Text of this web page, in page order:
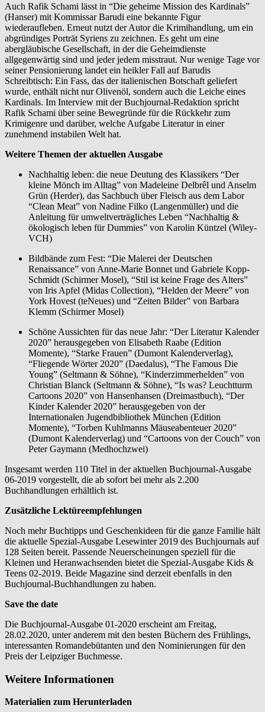
Auch Rafik Schami lässt in “Die geheime Mission des Kardinals”
(Hanser) mit Kommissar Barudi eine bekannte Figur
wiederaufleben. Erneut nutzt der Autor die Krimihandlung, um ein
abgründiges Porträt Syriens zu zeichnen. Es geht um eine
abergläubische Gesellschaft, in der die Geheimdienste
allgegenwärtig sind und jeder jedem misstraut. Nur wenige Tage vor
seiner Pensionierung landet ein heikler Fall auf Barudis
Schreibtisch: Ein Fass, das der italienischen Botschaft geliefert
wurde, enthält nicht nur Olivenöl, sondern auch die Leiche eines
Kardinals. Im Interview mit der Buchjournal-Redaktion spricht
Rafik Schami über seine Bewegründe für die Rückkehr zum
Krimigenre und darüber, welche Aufgabe Literatur in einer
zunehmend instabilen Welt hat.
Weitere Themen der aktuellen Ausgabe
Nachhaltig leben: die neue Deutung des Klassikers “Der
kleine Mönch im Alltag” von Madeleine Delbrêl und Anselm
Grün (Herder), das Sachbuch über Fleisch aus dem Labor
“Clean Meat” von Nadine Filko (Langenmüller) und die
Anleitung für umweltverträgliches Leben “Nachhaltig &
ökologisch leben für Dummies” von Karolin Küntzel (Wiley-
VCH)
Bildbände zum Fest: “Die Malerei der Deutschen
Renaissance” von Anne-Marie Bonnet und Gabriele Kopp-
Schmidt (Schirmer Mosel), “Stil ist keine Frage des Alters”
von Iris Apfel (Midas Collection), “Helden der Meere” von
York Hovest (teNeues) und “Zeiten Bilder” von Barbara
Klemm (Schirmer Mosel)
Schöne Aussichten für das neue Jahr: “Der Literatur Kalender
2020” herausgegeben von Elisabeth Raabe (Edition
Momente), “Starke Frauen” (Dumont Kalenderverlag),
“Fliegende Wörter 2020” (Daedalus), “The Famous Die
Young” (Seltmann & Söhne), “Kinderzimmerhelden” von
Christian Blanck (Seltmann & Söhne), “Is was? Leuchtturm
Cartoons 2020” von Hansenhansen (Dreimastbuch), “Der
Kinder Kalender 2020” herausgegeben von der
Internationalen Jugendbibliothek München (Edition
Momente), “Torben Kuhlmanns Mäuseabenteuer 2020”
(Dumont Kalenderverlag) und “Cartoons von der Couch” von
Peter Gaymann (Medhochzwei)
Insgesamt werden 110 Titel in der aktuellen Buchjournal-Ausgabe
06-2019 vorgestellt, die ab sofort bei mehr als 2.200
Buchhandlungen erhältlich ist.
Zusätzliche Lektüreempfehlungen
Noch mehr Buchtipps und Geschenkideen für die ganze Familie hält
die aktuelle Spezial-Ausgabe Lesewinter 2019 des Buchjournals auf
128 Seiten bereit. Passende Neuerscheinungen speziell für die
Kleinen und Heranwachsenden bietet die Spezial-Ausgabe Kids &
Teens 02-2019. Beide Magazine sind derzeit ebenfalls in den
Buchjournal-Buchhandlungen zu haben.
Save the date
Die Buchjournal-Ausgabe 01-2020 erscheint am Freitag,
28.02.2020, unter anderem mit den besten Büchern des Frühlings,
interessanten Romandebütanten und den Nominierungen für den
Preis der Leipziger Buchmesse.
Weitere Informationen
Materialien zum Herunterladen